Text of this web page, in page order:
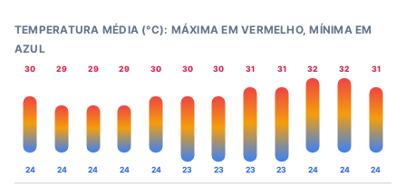
TEMPERATURA MÉDIA (°C): MÁXIMA EM VERMELHO, MÍNIMA EM
AZUL
30
24
29
24
29
24
29
24
30
24
30
23
30
23
31
23
31
23
32
24
32
24
31
24